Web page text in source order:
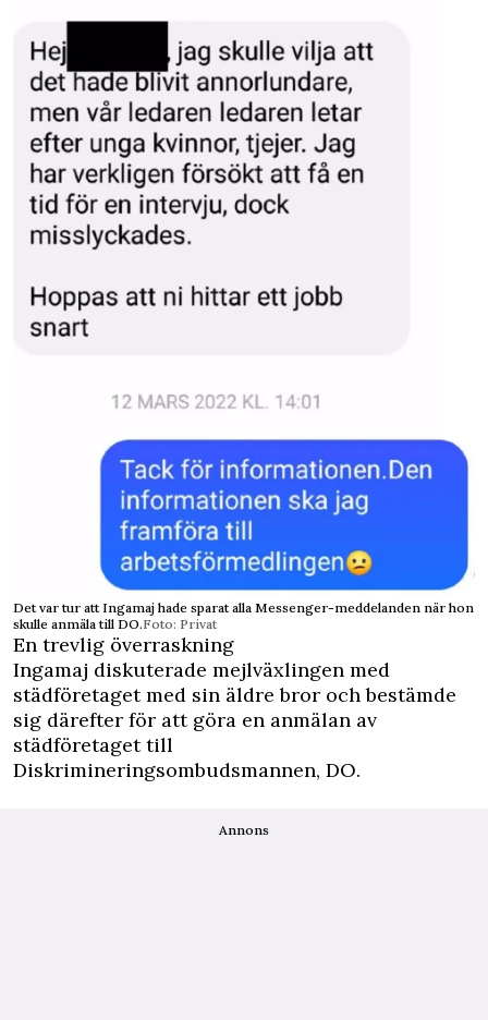
Det var tur att Ingamaj hade sparat alla Messenger-meddelanden när hon
skulle anmäla till DO.Foto: Privat
En trevlig överraskning
Ingamaj diskuterade mejlväxlingen med
städföretaget med sin äldre bror och bestämde
sig därefter för att göra en anmälan av
städföretaget till
Diskrimineringsombudsmannen, DO.
Annons